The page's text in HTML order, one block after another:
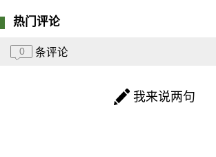
热门评论
0 条评论
我来说两句